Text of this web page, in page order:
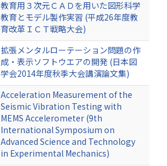
教育用３次元ＣＡＤを用いた図形科学
教育とモデル製作実習 (平成26年度教
育改革ＩＣＴ戦略大会)
拡張メンタルローテーション問題の作
成・表示ソフトウエアの開発 (日本図
学会2014年度秋季大会講演論文集)
Acceleration Measurement of the
Seismic Vibration Testing with
MEMS Accelerometer (9th
International Symposium on
Advanced Science and Technology
in Experimental Mechanics)